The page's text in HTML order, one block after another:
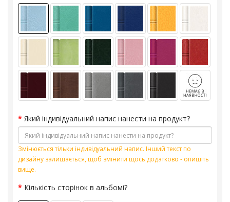
Який індивідуальний напис нанести на продукт?
Змінюється тільки індивідуальний напис. Інший текст по
дизайну залишається, щоб змінити щось додатково - опишіть
вище.
Кількість сторінок в альбомі?